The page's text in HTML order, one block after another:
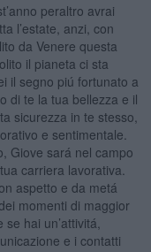
peraltro avrai
l’estate, anzi, con
da Venere questa
il pianeta ci sta
il segno piú fortunato a
di te la tua bellezza e il
sicurezza in te stesso,
e sentimentale.
Giove sará nel campo
carriera lavorativa.
aspetto e da metá
momenti di maggior
hai un’attivitá,
e i contatti